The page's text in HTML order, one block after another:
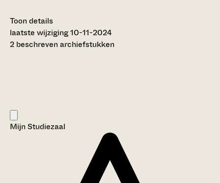
Toon details
Datering:
1685 - 1799
Weeskamer te Oud-Alblas
Categorie:
laatste wijziging 10-11-2024
2 beschreven archiefstukken
Mijn Studiezaal